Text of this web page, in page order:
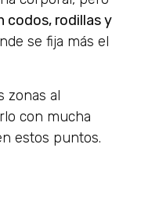
codos, rodillas y
se fija más el
zonas al
con mucha
estos puntos.